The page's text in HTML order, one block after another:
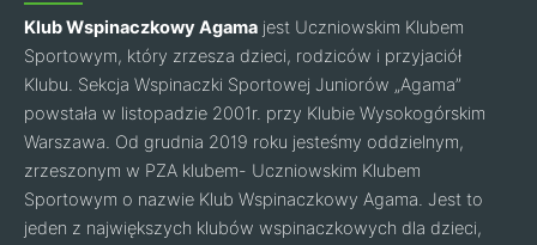
Klub Wspinaczkowy Agama jest Uczniowskim Klubem
Sportowym, który zrzesza dzieci, rodziców i przyjaciół
Klubu. Sekcja Wspinaczki Sportowej Juniorów „Agama”
powstała w listopadzie 2001r. przy Klubie Wysokogórskim
Warszawa. Od grudnia 2019 roku jesteśmy oddzielnym,
zrzeszonym w PZA klubem- Uczniowskim Klubem
Sportowym o nazwie Klub Wspinaczkowy Agama. Jest to
jeden z największych klubów wspinaczkowych dla dzieci,